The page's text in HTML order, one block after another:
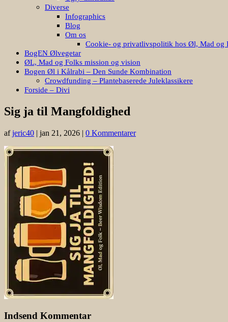
Diverse
Infographics
Blog
Om os
Cookie- og privatlivspolitik hos Øl, Mad og
BogEN Ølvegetar
ØL, Mad og Folks mission og vision
Bogen Øl i Kålrabi – Den Sunde Kombination
Crowdfunding – Plantebaserede Juleklassikere
Forside – Divi
Sig ja til Mangfoldighed
afjeric40 | jan 21, 2026 | 0 Kommentarer
Indsend Kommentar